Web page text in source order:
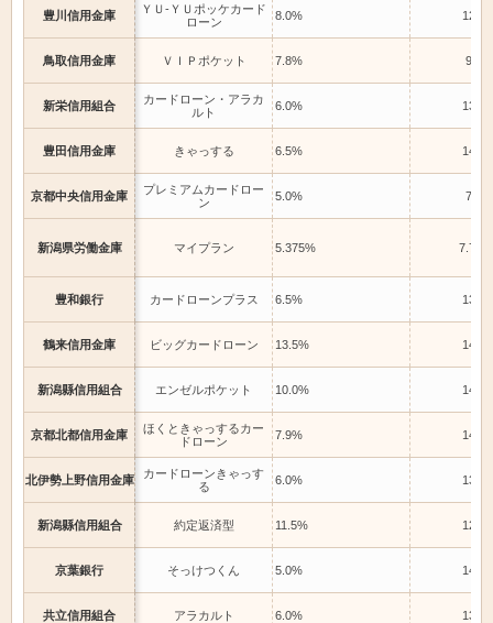
豊川信用金庫
鳥取信用金庫
新栄信用組合
豊田信用金庫
京都中央信用金庫
新潟県労働金庫
豊和銀行
鶴来信用金庫
新潟縣信用組合
京都北都信用金庫
北伊勢上野信用金庫
新潟縣信用組合
京葉銀行
共立信用組合
ＹＵ-ＹＵポッケカード
ローン
8.0%
ＶＩＰポケット 7.8% 9.8%
カードローン・アラカ
ルト
6.0%
きゃっする 6.5%
プレミアムカードロー
ン
5.0% 7.0%
マイプラン 5.375%
カードローンプラス 6.5%
ビッグカードローン 13.5%
エンゼルポケット 10.0%
ほくときゃっするカー
ドローン
7.9%
カードローンきゃっす
る
6.0%
約定返済型 11.5%
そっけつくん 5.0%
アラカルト 6.0%